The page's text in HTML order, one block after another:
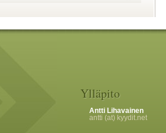
Ylläpito
Antti Lihavainen
antti (at) kyydit.net